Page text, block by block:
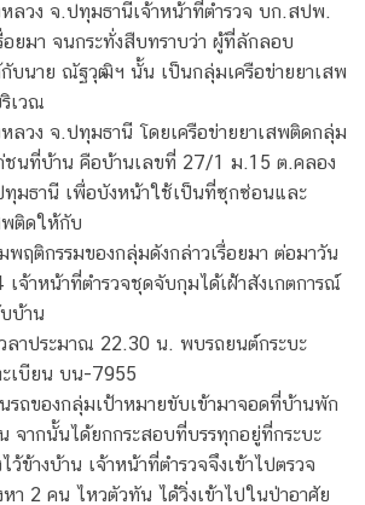
ลวง จ.ปทุมธานีเจ้าหน้าที่ตำรวจ บก.สปพ.
อยมา จนกระทั่งสืบทราบว่า ผู้ที่ลักลอบ
บนาย ณัฐวุฒิฯ นั้น เป็นกลุ่มเครือข่ายยาเสพ
เวณ
ลวง จ.ปทุมธานี โดยเครือข่ายยาเสพติดกลุ่ม
ชนที่บ้าน คือบ้านเลขที่ 27/1 ม.15 ต.คลอง
มธานี เพื่อบังหน้าใช้เป็นที่ซุกซ่อนและ
ติดให้กับ
พฤติกรรมของกลุ่มดังกล่าวเรื่อยมา ต่อมาวัน
จ้าหน้าที่ตำรวจชุดจับกุมได้เฝ้าสังเกตการณ์
บ้าน
ลาประมาณ 22.30 น. พบรถยนต์กระบะ
เบียน บน-7955
รถของกลุ่มเป้าหมายขับเข้ามาจอดที่บ้านพัก
จากนั้นได้ยกกระสอบที่บรรทุกอยู่ที่กระบะ
ว้ข้างบ้าน เจ้าหน้าที่ตำรวจจึงเข้าไปตรวจ
า 2 คน ไหวตัวทัน ได้วิ่งเข้าไปในป่าอาศัย